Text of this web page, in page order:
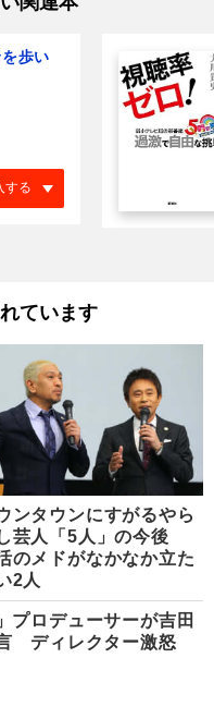
を歩い
する
ています
ンタウンにすがるやら
芸人「5人」の今後
のメドがなかなか立た
2人
プロデューサーが吉田
ディレクター激怒